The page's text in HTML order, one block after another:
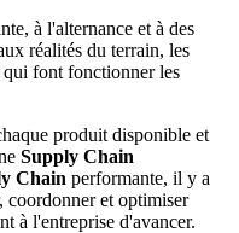
à l'alternance et à des
réalités du terrain, les
qui font fonctionner les
produit disponible et
Supply Chain
Chain performante, il y a
coordonner et optimiser
à l'entreprise d'avancer.